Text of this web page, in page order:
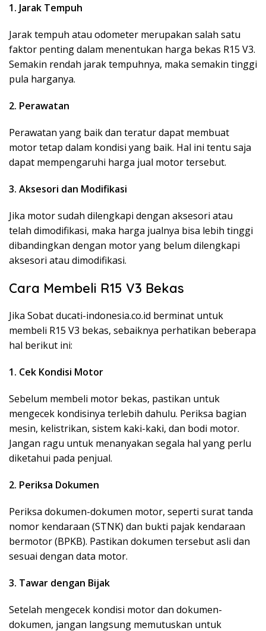
1. Jarak Tempuh
Jarak tempuh atau odometer merupakan salah satu
faktor penting dalam menentukan harga bekas R15 V3.
Semakin rendah jarak tempuhnya, maka semakin tinggi
pula harganya.
2. Perawatan
Perawatan yang baik dan teratur dapat membuat
motor tetap dalam kondisi yang baik. Hal ini tentu saja
dapat mempengaruhi harga jual motor tersebut.
3. Aksesori dan Modifikasi
Jika motor sudah dilengkapi dengan aksesori atau
telah dimodifikasi, maka harga jualnya bisa lebih tinggi
dibandingkan dengan motor yang belum dilengkapi
aksesori atau dimodifikasi.
Cara Membeli R15 V3 Bekas
Jika Sobat ducati-indonesia.co.id berminat untuk
membeli R15 V3 bekas, sebaiknya perhatikan beberapa
hal berikut ini:
1. Cek Kondisi Motor
Sebelum membeli motor bekas, pastikan untuk
mengecek kondisinya terlebih dahulu. Periksa bagian
mesin, kelistrikan, sistem kaki-kaki, dan bodi motor.
Jangan ragu untuk menanyakan segala hal yang perlu
diketahui pada penjual.
2. Periksa Dokumen
Periksa dokumen-dokumen motor, seperti surat tanda
nomor kendaraan (STNK) dan bukti pajak kendaraan
bermotor (BPKB). Pastikan dokumen tersebut asli dan
sesuai dengan data motor.
3. Tawar dengan Bijak
Setelah mengecek kondisi motor dan dokumen-
dokumen, jangan langsung memutuskan untuk